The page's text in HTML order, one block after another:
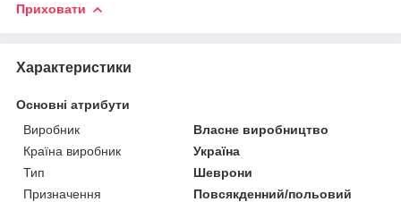
Приховати
Характеристики
Основні атрибути
Виробник
Власне виробництво
Країна виробник
Україна
Тип
Шеврони
Призначення
Повсякденний/польовий